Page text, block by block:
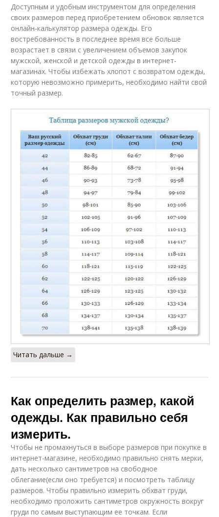
Доступным и удобным инструментом для определения
своих размеров перед приобретением обновок является
онлайн-калькулятор размера одежды. Его
востребованность в последнее время все больше
возрастает в связи с увеличением объемов закупок
мужской, женской и детской одежды в интернет-
магазинах. Чтобы избежать хлопот с возвратом одежды,
которую невозможно примерить, необходимо найти свой
точный размер.
Читать дальше →
Как определить размер, какой
одежды. Как правильно себя
измерить.
Чтобы не промахнуться в выборе размеров при покупке в
интернет-магазине, необходимо правильно снять мерки,
дать несколько сантиметров на свободное
облегание(если оно требуется) и посмотреть таблицу
размеров. Чтобы правильно измерить обхват груди,
необходимо проложить сантиметров окружность вокруг
груди по самым выступающим ее точкам. Если